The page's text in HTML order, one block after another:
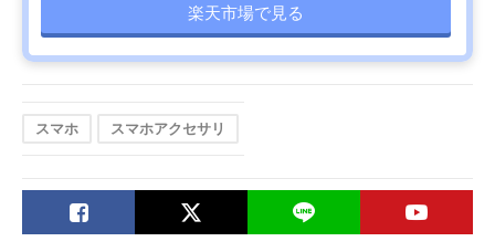
楽天市場で見る
スマホ スマホアクセサリ